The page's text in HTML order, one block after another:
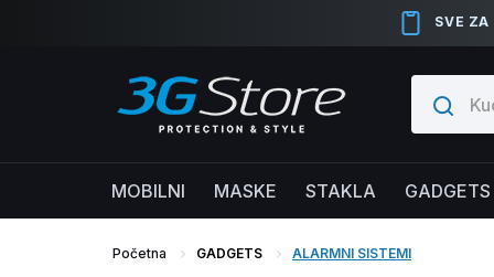
SVE
MOBILNI MASKE STAKLA GADGETS
Početna GADGETS ALARMNI SISTEMI